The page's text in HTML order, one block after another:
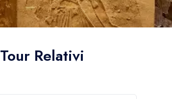
Tour Relativi